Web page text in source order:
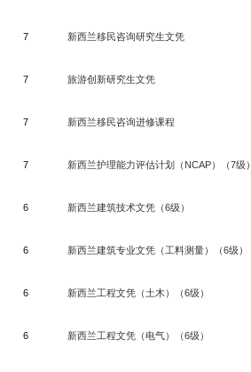
7 新西兰移民咨询研究生文凭
7 旅游创新研究生文凭
7 新西兰移民咨询进修课程
7 新西兰护理能力评估计划（ NCAP）（7级）
6 新西兰建筑技术文凭（6级）
6 新西兰建筑专业文凭（工料测量）（6级）
6 新西兰工程文凭（土木）（6级）
6 新西兰工程文凭（电气）（6级）